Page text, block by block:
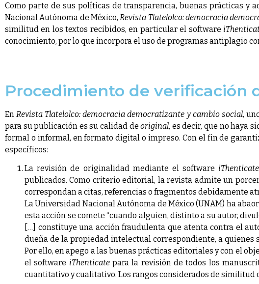
Como parte de sus políticas de transparencia, buenas prácticas y
Nacional Autónoma de México,Revista Tlatelolco: democracia
similitud en los textos recibidos, en particular el software
conocimiento, por lo que incorpora el uso de programas antiplagio
Procedimiento de verificación
EnRevista Tlatelolco: democracia democratizante y cambio social,
para su publicación es su calidad deoriginal, es decir, que no haya
formal o informal, en formato digital o impreso. Con el fin de
específicos:
La revisión de originalidad mediante el software iThenticate
publicados. Como criterio editorial, la revista admite un
correspondan a citas, referencias o fragmentos debidamente
La Universidad Nacional Autónoma de México (UNAM) ha
esta acción se comete “cuando alguien, distinto a su autor,
[…] constituye una acción fraudulenta que atenta contra el
dueña de la propiedad intelectual correspondiente, a quienes
Por ello, en apego a las buenas prácticas editoriales y con el
el software iThenticatepara la revisión de todos los
cuantitativo y cualitativo. Los rangos considerados de similitud